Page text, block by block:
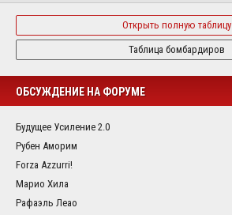
Открыть полную таблицу
Таблица бомбардиров
ОБСУЖДЕНИЕ НА ФОРУМЕ
Будущее Усиление 2.0
Рубен Аморим
Forza Azzurri!
Марио Хила
Рафаэль Леао